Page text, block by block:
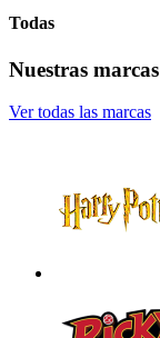
Todas
Nuestras marcas
Ver todas las marcas